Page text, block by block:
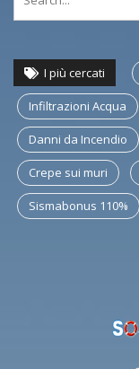
I più cercati
Infiltrazioni Acqua
Danni da Incendio
Crepe sui muri
Sismabonus 110%